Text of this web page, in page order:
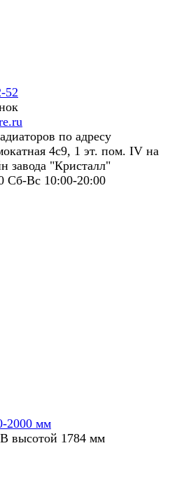
52
по адресу
4с9, 1 эт. пом. IV на
завода "Кристалл"
Сб-Вс 10:00-20:00
2000 мм
высотой 1784 мм